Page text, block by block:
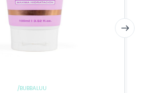
/BUBBALUU